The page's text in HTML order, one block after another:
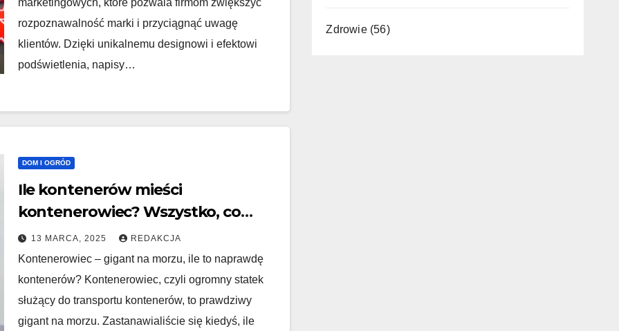
marketingowych, które pozwala firmom zwiększyć
rozpoznawalność marki i przyciągnąć uwagę
klientów. Dzięki unikalnemu designowi i efektowi
podświetlenia, napisy…
DOM I OGRÓD
Ile kontenerów mieści
kontenerowiec? Wszystko, co
musisz wiedzieć!
13 MARCA, 2025 REDAKCJA
Kontenerowiec – gigant na morzu, ile to naprawdę
kontenerów? Kontenerowiec, czyli ogromny statek
służący do transportu kontenerów, to prawdziwy
gigant na morzu. Zastanawialiście się kiedyś, ile
Zdrowie(56)